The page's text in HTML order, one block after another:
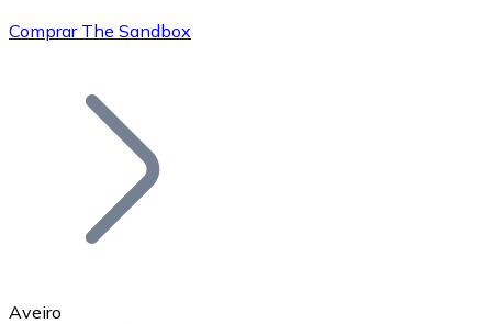
Bitcoin
Comprar The Sandbox
Aveiro